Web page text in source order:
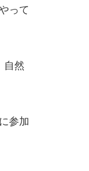
って
自然
参加